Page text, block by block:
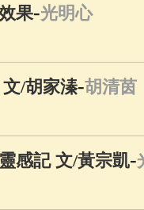
果-光明心
/胡家溱-胡清茵
感記 文/黃宗凱-